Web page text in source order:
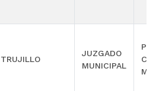
TRUJILLO
JUZGADO
MUNICIPAL